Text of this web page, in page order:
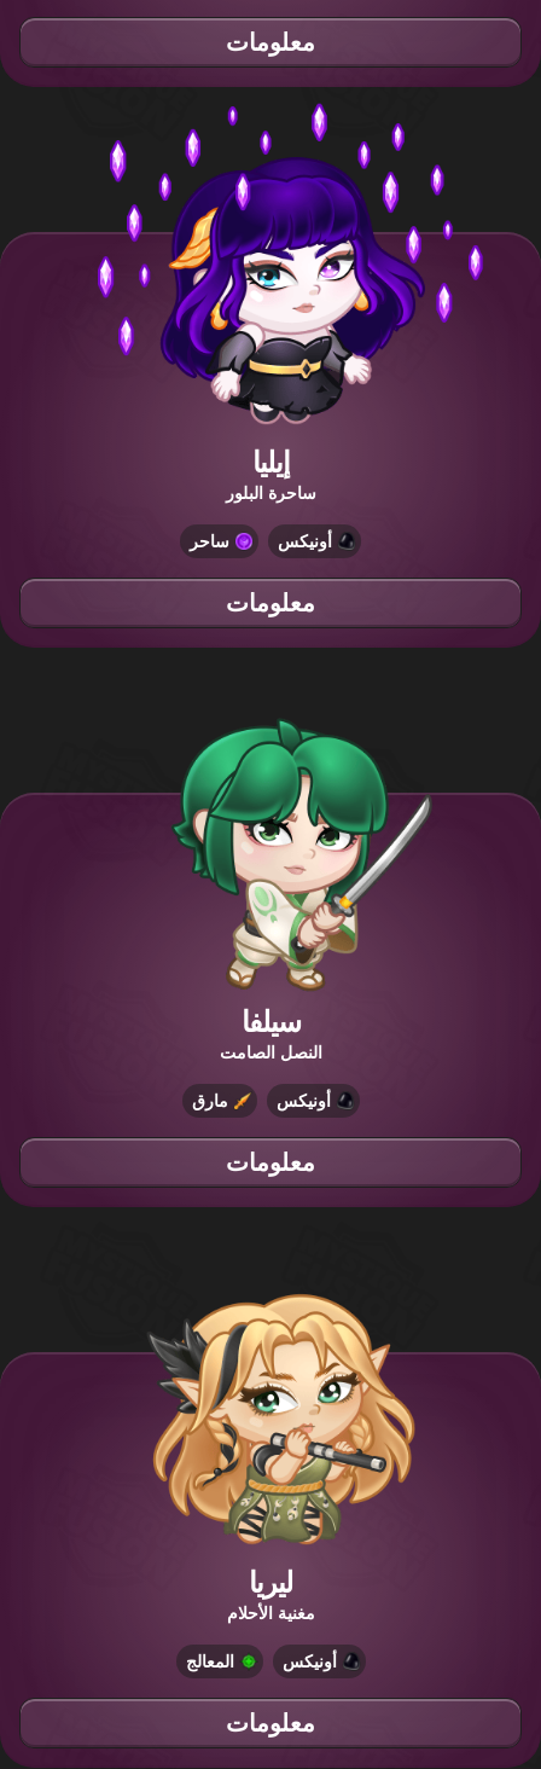
معلومات
إيليا
ساحرة البلور
أونيكس ساحر
معلومات
سيلفا
النصل الصامت
أونيكس مارق
معلومات
ليريا
مغنية الأحلام
أونيكس المعالج
معلومات